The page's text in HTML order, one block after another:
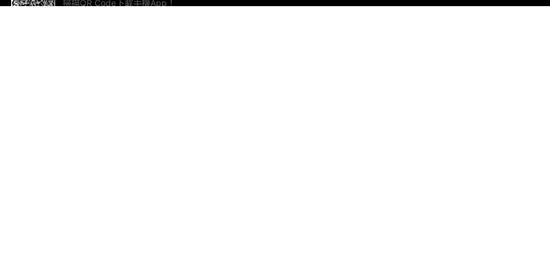
掃描QR Code下載手機App！